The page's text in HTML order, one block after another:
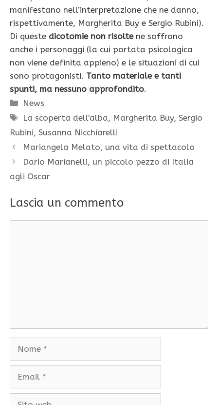
manifestano nell’interpretazione che ne danno,
rispettivamente, Margherita Buy e Sergio Rubini).
Di queste dicotomie non risoltene soffrono
anche i personaggi (la cui portata psicologica
non viene definita appieno) e le situazioni di cui
sono protagonisti. Tanto materiale e tanti
spunti, ma nessuno approfondito.
Categorie
News
Tag
La scoperta dell'alba, Margherita Buy,Sergio
Rubini, Susanna Nicchiarelli
Mariangela Melato, una vita di spettacolo
Dario Marianelli, un piccolo pezzo di Italia
agli Oscar
Lascia un commento
Nome
Email
Sito